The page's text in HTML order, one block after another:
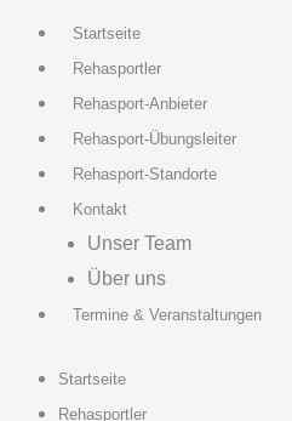
Startseite
Rehasportler
Rehasport-Anbieter
Rehasport-Übungsleiter
Rehasport-Standorte
Kontakt
Unser Team
Über uns
Termine & Veranstaltungen
Startseite
Rehasportler